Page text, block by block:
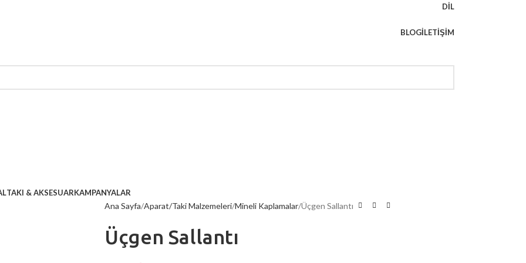
DIL
BLOGİLETIŞIM
TAKI & AKSESUARKAMPANYALAR
Ana Sayfa Aparat/Taki Malzemeleri Mineli Kaplamalar Üçgen Sallantı
Üçgen Sallantı